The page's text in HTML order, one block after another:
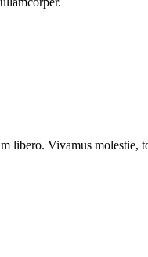
Vivamus molestie,